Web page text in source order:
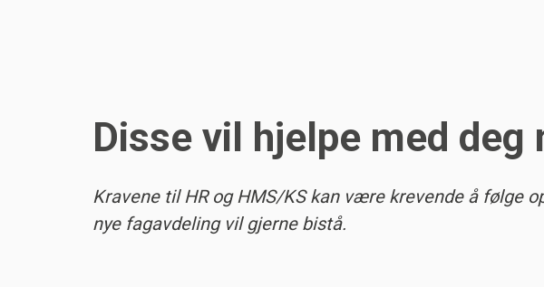
Disse vil hjelpe med deg
Kravene til HR og HMS/KS kan være krevende å følge
nye fagavdeling vil gjerne bistå.